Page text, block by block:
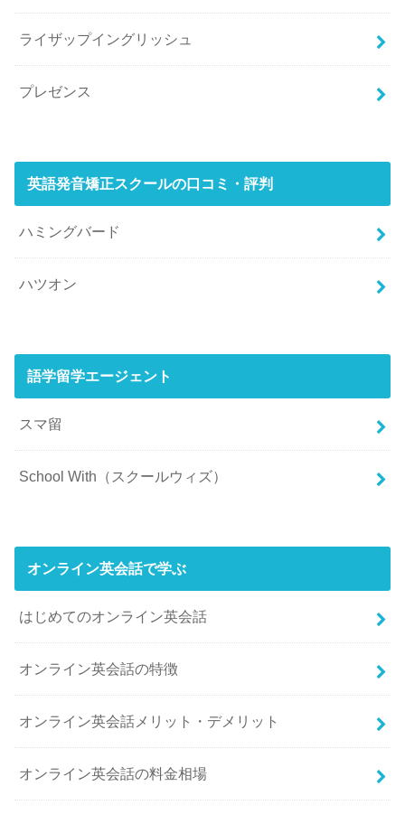
ライザップイングリッシュ
プレゼンス
英語発音矯正スクールの口コミ・評判
ハミングバード
ハツオン
語学留学エージェント
スマ留
School With（スクールウィズ）
オンライン英会話で学ぶ
はじめてのオンライン英会話
オンライン英会話の特徴
オンライン英会話メリット・デメリット
オンライン英会話の料金相場